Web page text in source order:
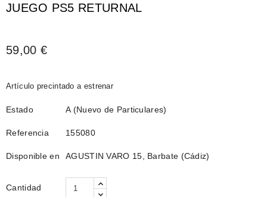
JUEGO PS5 RETURNAL
59,00 €
Artículo precintado a estrenar
Estado A (Nuevo de Particulares)
Referencia 155080
Disponible en AGUSTIN VARO 15, Barbate (Cádiz)
Cantidad